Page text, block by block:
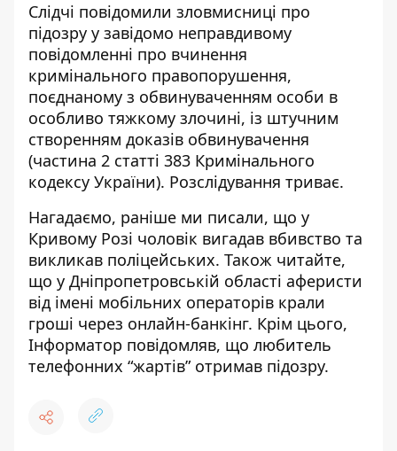
Слідчі повідомили зловмисниці про
підозру у завідомо неправдивому
повідомленні про вчинення
кримінального правопорушення,
поєднаному з обвинуваченням особи в
особливо тяжкому злочині, із штучним
створенням доказів обвинувачення
(частина 2 статті 383 Кримінального
кодексу України). Розслідування триває.
Нагадаємо, раніше ми писали, що у
Кривому Розі чоловік вигадав вбивство та
викликав поліцейських. Також читайте,
що у Дніпропетровській області аферисти
від імені мобільних операторів крали
гроші через онлайн-банкінг. Крім цього,
Інформатор повідомляв, що любитель
телефонних “жартів” отримав підозру.